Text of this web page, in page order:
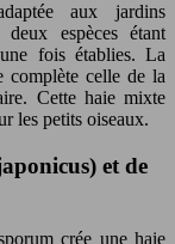
aux jardins
espèces étant
fois établies. La
complète celle de la
Cette haie mixte
les petits oiseaux.
et de
crée une haie